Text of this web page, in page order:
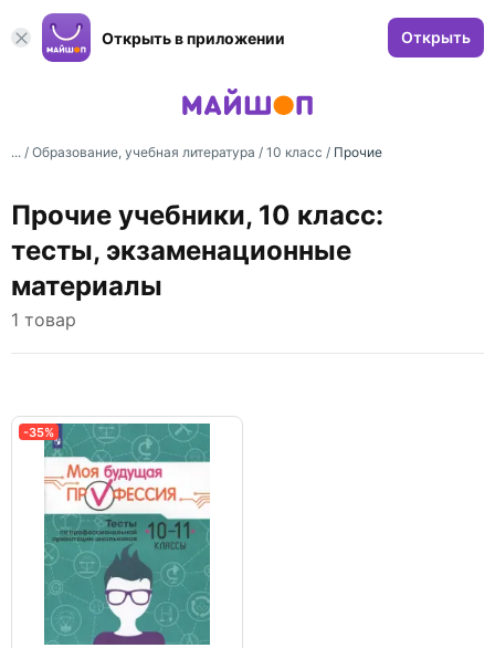
Открыть в приложении Открыть
... / Образование, учебная литература / 10 класс / Прочие
Прочие учебники, 10 класс:
тесты, экзаменационные
материалы
1 товар
-35%